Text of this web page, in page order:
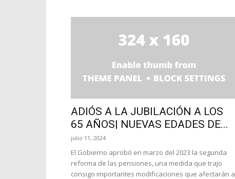
ADIÓS A LA JUBILACIÓN A LOS
65 AÑOS| NUEVAS EDADES DE...
julio 11, 2024
El Gobierno aprobó en marzo del 2023 la segunda
reforma de las pensiones, una medida que trajo
consigo importantes modificaciones que afectarán a